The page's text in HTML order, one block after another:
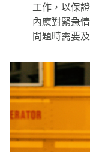
工作，以保
內應對緊急
問題時需要